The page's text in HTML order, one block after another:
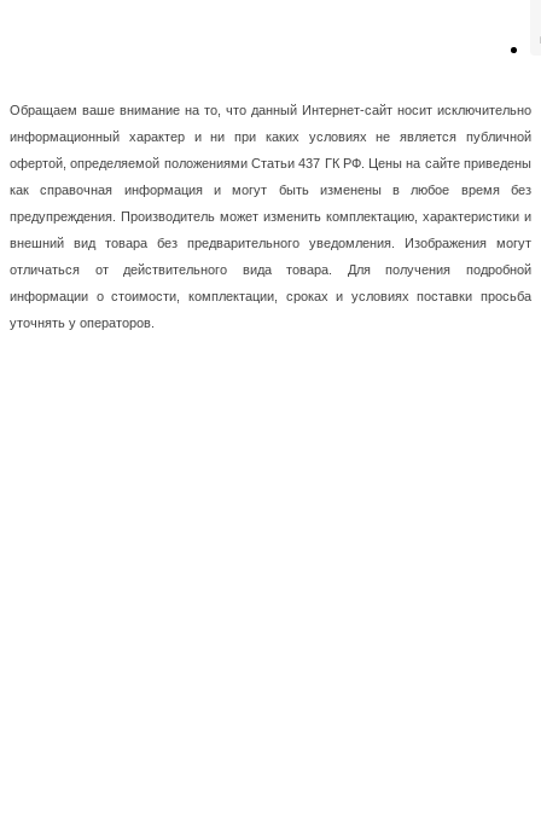
Обращаем ваше внимание на то, что данный Интернет-сайт носит исключительно
информационный характер и ни при каких условиях не является публичной
офертой, определяемой положениями Статьи 437 ГК РФ. Цены на сайте приведены
как справочная информация и могут быть изменены в любое время без
предупреждения. Производитель может изменить комплектацию, характеристики и
внешний вид товара без предварительного уведомления. Изображения могут
отличаться от действительного вида товара. Для получения подробной
информации о стоимости, комплектации, сроках и условиях поставки просьба
уточнять у операторов.